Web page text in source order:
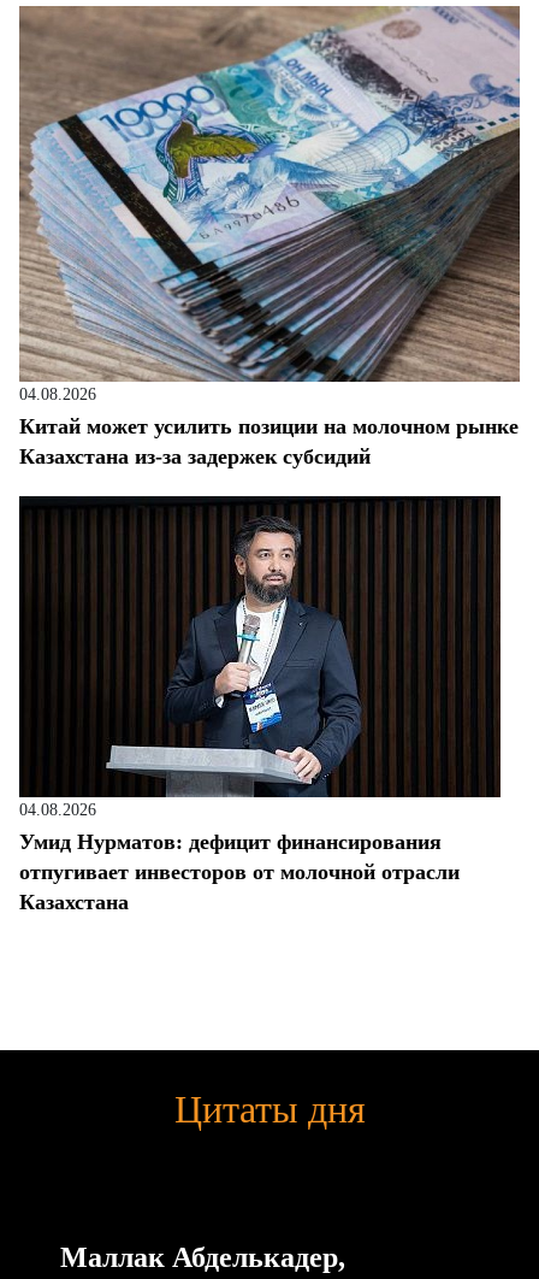
04.08.2026
Китай может усилить позиции на молочном рынке
Казахстана из-за задержек субсидий
04.08.2026
Умид Нурматов: дефицит финансирования
отпугивает инвесторов от молочной отрасли
Казахстана
Цитаты дня
Маллак Абделькадер,